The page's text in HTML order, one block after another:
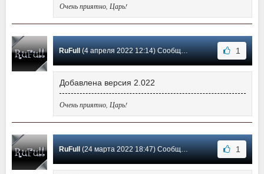
Очень приятно, Царь!
RuFull(4 апреля 2022 12:14) Сообщение #158 1
Добавлена версия 2.022
Очень приятно, Царь!
RuFull(24 марта 2022 18:47) Сообщение #157 1